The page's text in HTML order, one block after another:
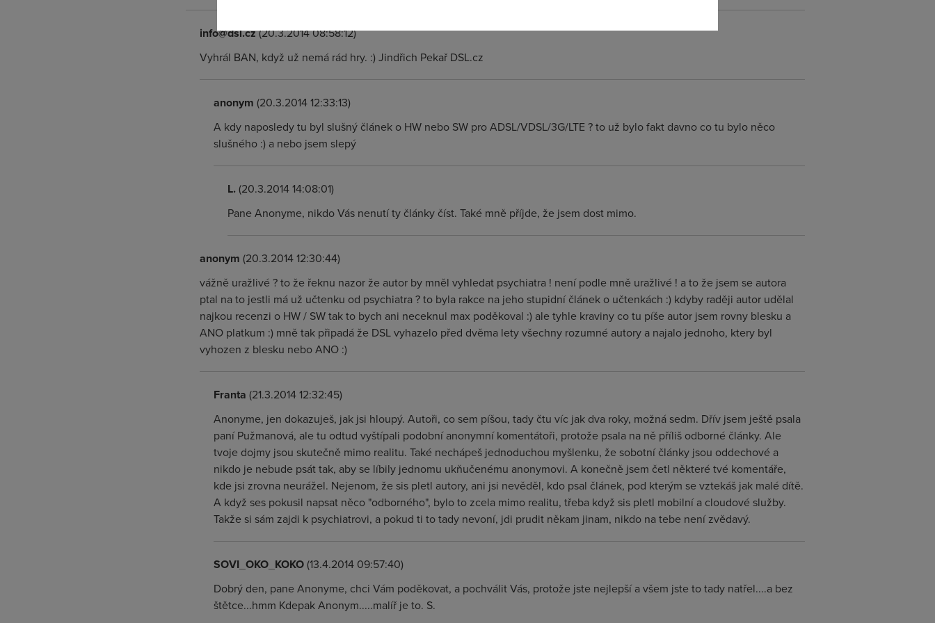
info@dsl.cz(20.3.2014 08:58:12)
Vyhrál BAN, když už nemá rád hry. :) Jindřich Pekař DSL.cz
anonym (20.3.2014 12:33:13)
A kdy naposledy tu byl slušný článek o HW nebo SW pro ADSL/VDSL/3G/LTE ? to už bylo fakt davno co tu bylo něco
slušného :) a nebo jsem slepý
L. (20.3.2014 14:08:01)
Pane Anonyme, nikdo Vás nenutí ty články číst. Také mně příjde, že jsem dost mimo.
anonym (20.3.2014 12:30:44)
vážně uražlivé ? to že řeknu nazor že autor by mněl vyhledat psychiatra ! není podle mně uražlivé ! a to že jsem se autora
ptal na to jestli má už učtenku od psychiatra ? to byla rakce na jeho stupidní článek o učtenkách :) kdyby raději autor udělal
najkou recenzi o HW / SW tak to bych ani neceknul max poděkoval :) ale tyhle kraviny co tu píše autor jsem rovny blesku a
ANO platkum :) mně tak připadá že DSL vyhazelo před dvěma lety všechny rozumné autory a najalo jednoho, ktery byl
vyhozen z blesku nebo ANO :)
Franta (21.3.2014 12:32:45)
Anonyme, jen dokazuješ, jak jsi hloupý. Autoři, co sem píšou, tady čtu víc jak dva roky, možná sedm. Dřív jsem ještě psala
paní Pužmanová, ale tu odtud vyštípali podobní anonymní komentátoři, protože psala na ně příliš odborné články. Ale
tvoje dojmy jsou skutečně mimo realitu. Také nechápeš jednoduchou myšlenku, že sobotní články jsou oddechové a
nikdo je nebude psát tak, aby se líbily jednomu ukňučenému anonymovi. A konečně jsem četl některé tvé komentáře,
kde jsi zrovna neurážel. Nejenom, že sis pletl autory, ani jsi nevěděl, kdo psal článek, pod kterým se vztekáš jak malé dítě.
A když ses pokusil napsat něco "odborného", bylo to zcela mimo realitu, třeba když sis pletl mobilní a cloudové služby.
Takže si sám zajdi k psychiatrovi, a pokud ti to tady nevoní, jdi prudit někam jinam, nikdo na tebe není zvědavý.
SOVI_OKO_KOKO(13.4.2014 09:57:40)
Dobrý den, pane Anonyme, chci Vám poděkovat, a pochválit Vás, protože jste nejlepší a všem jste to tady natřel....a bez
štětce...hmm Kdepak Anonym.....malíř je to. S.